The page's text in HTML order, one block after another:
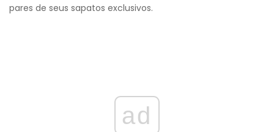
pares de seus sapatos exclusivos.
ad